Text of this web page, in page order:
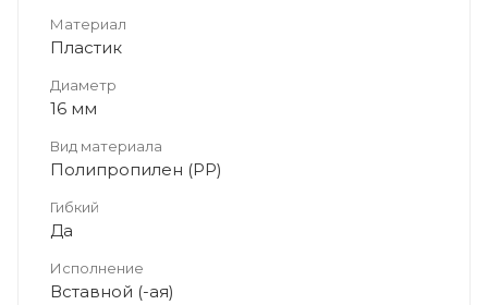
Материал
Пластик
Диаметр
16 мм
Вид материала
Полипропилен (PP)
Гибкий
Да
Исполнение
Вставной (-ая)